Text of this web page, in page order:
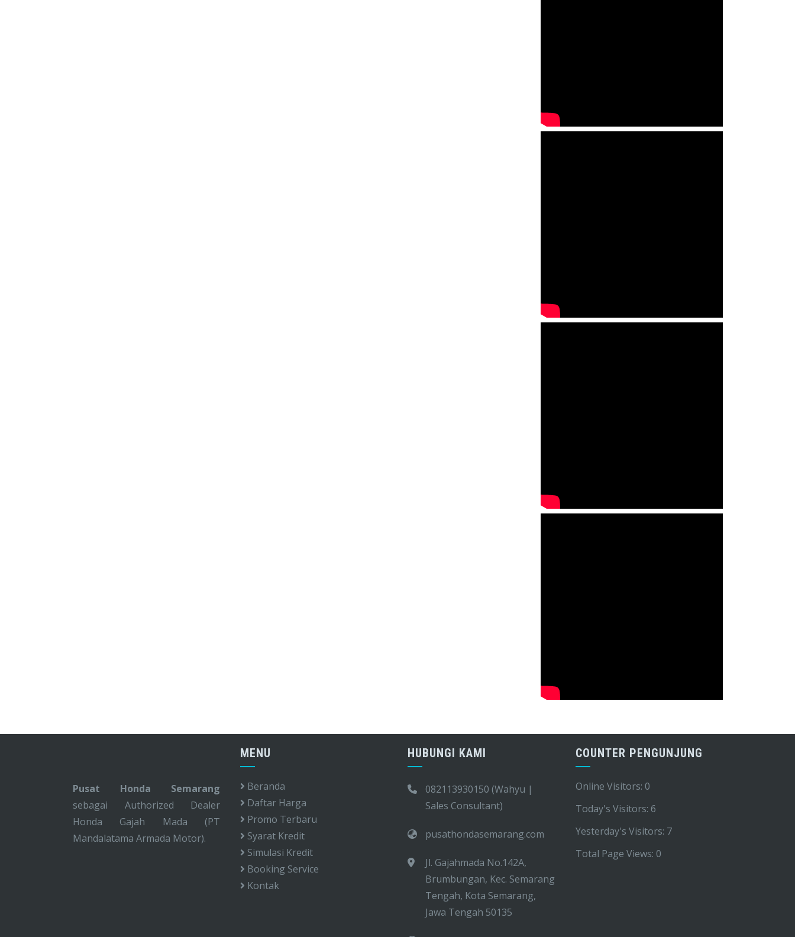
Pusat Honda Semarang
sebagai Authorized Dealer
Honda Gajah Mada (PT
Mandalatama Armada Motor).
MENU
Beranda
Daftar Harga
Promo Terbaru
Syarat Kredit
Simulasi Kredit
Booking Service
Kontak
HUBUNGI KAMI
082113930150 (Wahyu |
Sales Consultant)
pusathondasemarang.com
Jl. Gajahmada No.142A,
Brumbungan, Kec. Semarang
Tengah, Kota Semarang,
Jawa Tengah 50135
COUNTER PENGUNJUNG
Online Visitors: 0
Today's Visitors: 6
Yesterday's Visitors: 7
Total Page Views: 0